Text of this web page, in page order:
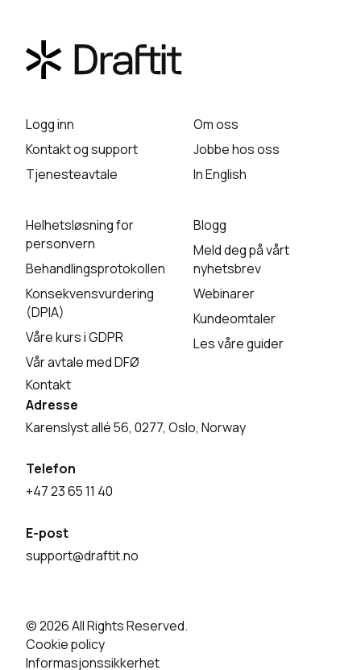
Logg inn
Kontakt og support
Tjenesteavtale
Om oss
Jobbe hos oss
In English
Helhetsløsning for
personvern
Behandlingsprotokollen
Konsekvensvurdering
(DPIA)
Våre kurs i GDPR
Vår avtale med DFØ
Blogg
Meld deg på vårt
nyhetsbrev
Webinarer
Kundeomtaler
Les våre guider
Kontakt
Adresse
Karenslyst allé 56, 0277, Oslo, Norway
Telefon
+47 23 65 11 40
E-post
support@draftit.no
© 2026 All Rights Reserved.
Cookie policy
Informasjonssikkerhet